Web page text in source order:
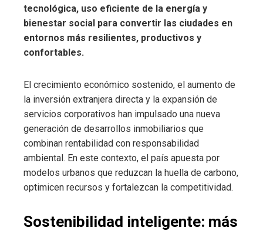
tecnológica, uso eficiente de la energía y
bienestar social para convertir las ciudades en
entornos más resilientes, productivos y
confortables.
El crecimiento económico sostenido, el aumento de
la inversión extranjera directa y la expansión de
servicios corporativos han impulsado una nueva
generación de desarrollos inmobiliarios que
combinan rentabilidad con responsabilidad
ambiental. En este contexto, el país apuesta por
modelos urbanos que reduzcan la huella de carbono,
optimicen recursos y fortalezcan la competitividad.
Sostenibilidad inteligente: más